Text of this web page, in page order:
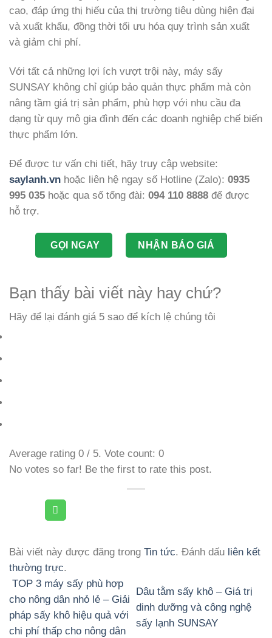
cao, đáp ứng thị hiếu của thị trường tiêu dùng hiện đại
và xuất khẩu, đồng thời tối ưu hóa quy trình sản xuất
và giảm chi phí.
Với tất cả những lợi ích vượt trội này, máy sấy
SUNSAY không chỉ giúp bảo quản thực phẩm mà còn
nâng tầm giá trị sản phẩm, phù hợp với nhu cầu đa
dạng từ quy mô gia đình đến các doanh nghiệp chế biến
thực phẩm lớn.
Để được tư vấn chi tiết, hãy truy cập website:
saylanh.vn hoặc liên hệ ngay số Hotline (Zalo): 0935
995 035 hoặc qua số tổng đài: 094 110 8888 để được
hỗ trợ.
GỌI NGAY NHẬN BÁO GIÁ
Bạn thấy bài viết này hay chứ?
Hãy để lại đánh giá 5 sao để kích lệ chúng tôi
Average rating 0 / 5. Vote count: 0
No votes so far! Be the first to rate this post.
Bài viết này được đăng trong Tin tức. Đánh dấu liên kết
thường trực.
TOP 3 máy sấy phù hợp
cho nông dân nhỏ lẻ – Giải
pháp sấy khô hiệu quả với
chi phí thấp cho nông dân
Dâu tằm sấy khô – Giá trị
dinh dưỡng và công nghệ
sấy lạnh SUNSAY